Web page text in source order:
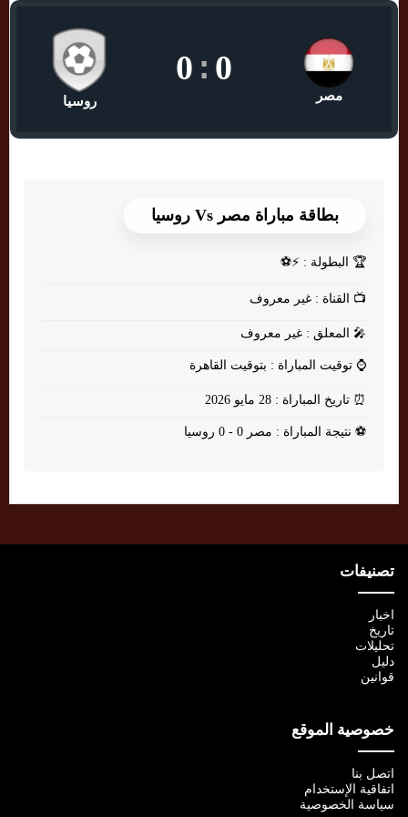
مصر
0
:
0
روسيا
بطاقة مباراة مصر Vs روسيا
🏆 البطولة : ⚡⚽
📺 القناة : غير معروف
🎤 المعلق : غير معروف
⌚ توقيت المباراة : بتوقيت القاهرة
⏰ تاريخ المباراة : 28 مايو 2026
⚽ نتيجة المباراة : مصر 0 - 0 روسيا
تصنيفات
اخبار
تاريخ
تحليلات
دليل
قوانين
خصوصية الموقع
اتصل بنا
اتفاقية الإستخدام
سياسة الخصوصية